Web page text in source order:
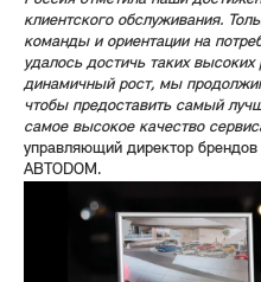
клиентского обслуживания.
команды и ориентации на
удалось достичь таких
динамичный рост, мы
чтобы предоставить самый
самое высокое качество
управляющий директор
АВТОDOM.